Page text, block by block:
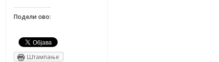
Подели ово:
Штампање